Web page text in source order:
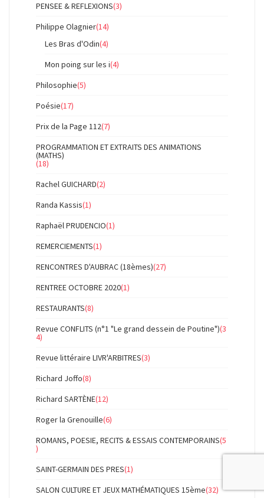
PENSEE & REFLEXIONS(3)
Philippe Olagnier(14)
Les Bras d'Odin(4)
Mon poing sur les i(4)
Philosophie(5)
Poésie(17)
Prix de la Page 112(7)
PROGRAMMATION ET EXTRAITS DES ANIMATIONS
(MATHS)
(18)
Rachel GUICHARD(2)
Randa Kassis(1)
Raphaël PRUDENCIO(1)
REMERCIEMENTS(1)
RENCONTRES D'AUBRAC (18èmes)(27)
RENTREE OCTOBRE 2020(1)
RESTAURANTS(8)
Revue CONFLITS (n°1 "Le grand dessein de Poutine")(3
4)
Revue littéraire LIVR'ARBITRES(3)
Richard Joffo(8)
Richard SARTÈNE(12)
Roger la Grenouille(6)
ROMANS, POESIE, RECITS & ESSAIS CONTEMPORAINS(5
)
SAINT-GERMAIN DES PRES(1)
SALON CULTURE ET JEUX MATHÉMATIQUES 15ème(32)